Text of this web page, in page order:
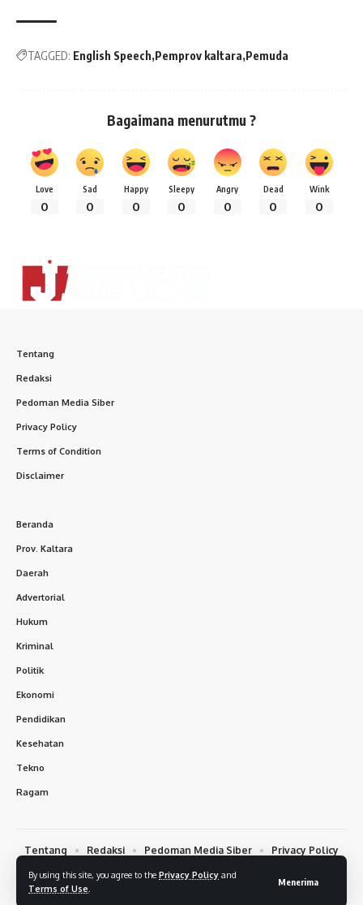
By using this site, you agree to the Privacy Policy and
Terms of Use
Menerima
TAGGED: English Speech Pemprov kaltara Pemuda
Bagaimana menurutmu ?
Love
0
Sad
0
Happy
0
Sleepy
0
Angry
0
Dead
0
Wink
0
Tentang
Redaksi
Pedoman Media Siber
Privacy Policy
Terms of Condition
Disclaimer
Beranda
Prov. Kaltara
Daerah
Advertorial
Hukum
Kriminal
Politik
Ekonomi
Pendidikan
Kesehatan
Tekno
Ragam
Tentang Redaksi Pedoman Media Siber
Privacy Policy